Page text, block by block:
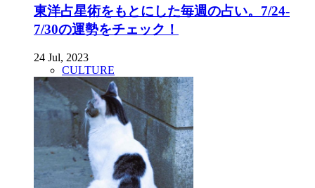
東洋占星術をもとにした毎週の占い。7/24-
7/30の運勢をチェック！
24 Jul, 2023
CULTURE